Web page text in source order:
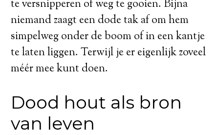
te versnipperen of weg te gooien. Bijna
niemand zaagt een dode tak af om hem
simpelweg onder de boom of in een kantje
te laten liggen. Terwijl je er eigenlijk zoveel
méér mee kunt doen.
Dood hout als bron
van leven